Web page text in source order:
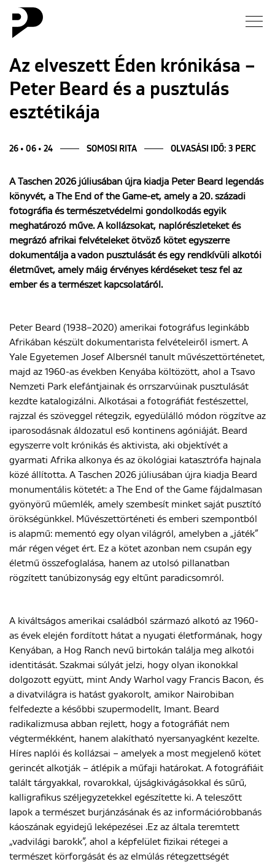
Hírek
Galéria
Blog
Rólunk
Az elveszett Éden krónikása –
Peter Beard és a pusztulás
esztétikája
26 • 06 • 24 SOMOSI RITA OLVASÁSI IDŐ: 3 PERC
A Taschen 2026 júliusában újra kiadja Peter Beard legendás
könyvét, a The End of the Game-et, amely a 20. századi
fotográfia és természetvédelmi gondolkodás egyik
meghatározó műve. A kollázsokat, naplórészleteket és
megrázó afrikai felvételeket ötvöző kötet egyszerre
dokumentálja a vadon pusztulását és egy rendkívüli alkotói
életművet, amely máig érvényes kérdéseket tesz fel az
ember és a természet kapcsolatáról.
Peter Beard (1938–2020) amerikai fotográfus leginkább
Afrikában készült dokumentarista felvételeiről ismert. A
Yale Egyetemen Josef Albersnél tanult művészettörténetet,
majd az 1960-as években Kenyába költözött, ahol a Tsavo
Nemzeti Park elefántjainak és orrszarvúinak pusztulását
kezdte katalogizálni. Alkotásai a fotográfiát festészettel,
rajzzal és szöveggel rétegzik, egyedülálló módon rögzítve az
iparosodásnak áldozatul eső kontinens agóniáját. Beard
egyszerre volt krónikás és aktivista, aki objektívét a
gyarmati Afrika alkonya és az ökológiai katasztrófa hajnala
közé állította. A Taschen 2026 júliusában újra kiadja Beard
monumentális kötetét: a The End of the Game fájdalmasan
gyönyörű műemlék, amely szembesít minket saját pusztító
örökségünkkel. Művészettörténeti és emberi szempontból
is alapmű: mementó egy olyan világról, amelyben a „játék”
már régen véget ért. Ez a kötet azonban nem csupán egy
életmű összefoglalása, hanem az utolsó pillanatban
rögzített tanúbizonyság egy eltűnt paradicsomról.
A kiváltságos amerikai családból származó alkotó az 1960-
as évek elején fordított hátat a nyugati életformának, hogy
Kenyában, a Hog Ranch nevű birtokán találja meg alkotói
identitását. Szakmai súlyát jelzi, hogy olyan ikonokkal
dolgozott együtt, mint Andy Warhol vagy Francis Bacon, és
a divatvilágra is hatást gyakorolt, amikor Nairobiban
felfedezte a későbbi szupermodellt, Imant. Beard
radikalizmusa abban rejlett, hogy a fotográfiát nem
végtermékként, hanem alakítható nyersanyagként kezelte.
Híres naplói és kollázsai – amelyek a most megjelenő kötet
gerincét alkotják – átlépik a műfaji határokat. A fotográfiáit
talált tárgyakkal, rovarokkal, újságkivágásokkal és sűrű,
kalligrafikus széljegyzetekkel egészítette ki. A teleszőtt
lapok a természet burjánzásának és az információrobbanás
káoszának egyidejű leképezései .Ez az általa teremtett
„vadvilági barokk”, ahol a képfelület fizikai rétegei a
természet körforgását és az elmúlás rétegzettségét